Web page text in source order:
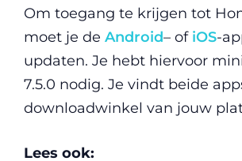
Om toegang te krijgen tot
moet je de Android– of iOS-
updaten. Je hebt hiervoor
7.5.0 nodig. Je vindt beide
downloadwinkel van jouw
Lees ook: